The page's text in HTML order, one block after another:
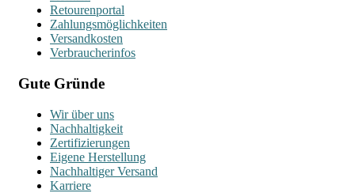
Retourenportal
Zahlungsmöglichkeiten
Versandkosten
Verbraucherinfos
Gute Gründe
Wir über uns
Nachhaltigkeit
Zertifizierungen
Eigene Herstellung
Nachhaltiger Versand
Karriere